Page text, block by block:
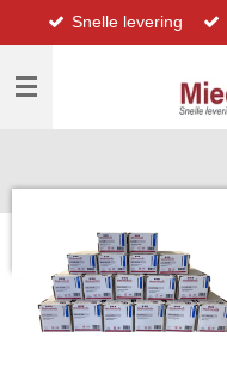
direct
naar
hoofdinhoud
Snelle levering